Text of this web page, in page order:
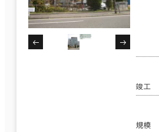
竣工
規模